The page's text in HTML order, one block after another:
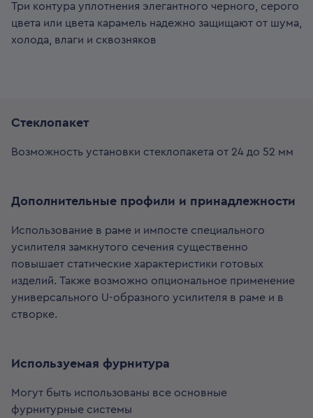
Три контура уплотнения элегантного черного, серого
цвета или цвета карамель надежно защищают от шума,
холода, влаги и сквозняков
Cтеклопакет
Возможность установки стеклопакета от 24 до 52 мм
Дополнительные профили и принадлежности
Использование в раме и импосте специального
усилителя замкнутого сечения существенно
повышает статические характеристики готовых
изделий. Также возможно опциональное применение
универсального U-образного усилителя в раме и в
створке.
Используемая фурнитура
Могут быть использованы все основные
фурнитурные системы